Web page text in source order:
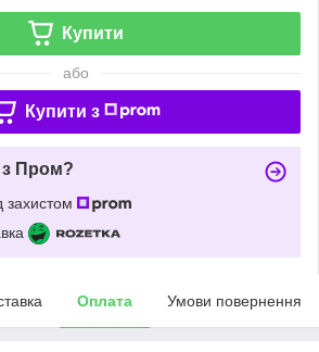
Купити
або
Купити з
з Пром?
захистом
Оплата Умови повернення